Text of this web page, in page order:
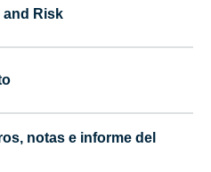
and Risk
notas e informe del